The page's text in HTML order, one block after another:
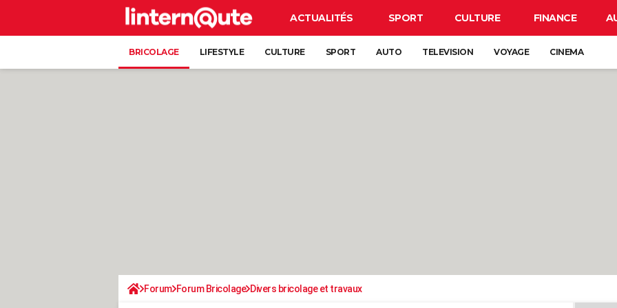
ACTUALITÉS SPORT CULTURE FINANCE
BRICOLAGE LIFESTYLE CULTURE SPORT AUTO TELEVISION VOYAGE CINEMA
Forum Forum Bricolage Divers bricolage et travaux